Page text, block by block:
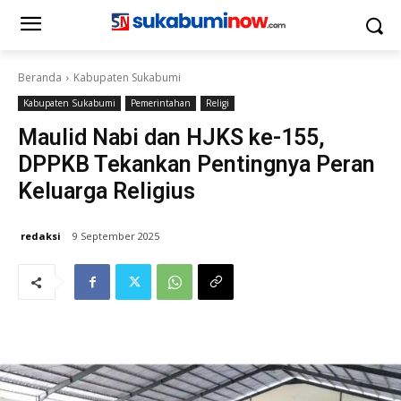
Beranda Kabupaten Sukabumi
Kabupaten Sukabumi Pemerintahan Religi
Maulid Nabi dan HJKS ke-155,
DPPKB Tekankan Pentingnya Peran
Keluarga Religius
redaksi 9 September 2025